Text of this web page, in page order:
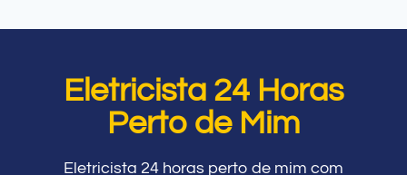
Eletricista 24 Horas
Perto de Mim
Eletricista 24 horas perto de mim com